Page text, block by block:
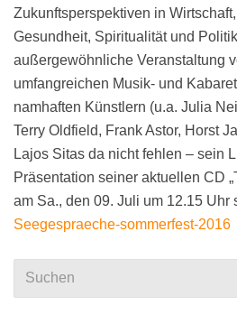
Zukunftsperspektiven in
Gesundheit, Spiritualität und
außergewöhnliche Veranstaltung
umfangreichen Musik- und
namhaften Künstlern (u.a. Julia
Terry Oldfield, Frank Astor, Horst
Lajos Sitas da nicht fehlen – sein
Präsentation seiner aktuellen CD
am Sa., den 09. Juli um 12.15 Uhr
Seegespraeche-sommerfest-2016
Search